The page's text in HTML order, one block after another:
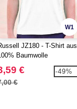
W1
JZ180 - T-Shirt aus
Baumwolle
€
€
-49%